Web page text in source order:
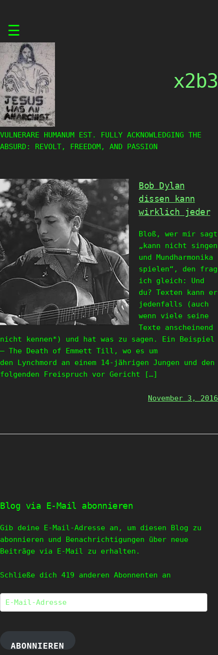
content
☰
x2b3
VULNERARE HUMANUM EST. FULLY ACKNOWLEDGING THE
ABSURD: REVOLT, FREEDOM, AND PASSION
Bob Dylan
dissen kann
wirklich jeder
Bloß, wer mir sagt
„kann nicht singen
und Mundharmonika
spielen“, den frag
ich gleich: Und
du? Texten kann er
jedenfalls (auch
wenn viele seine
Texte anscheinend
nicht kennen*) und hat was zu sagen. Ein Beispiel
– The Death of Emmett Till, wo es um
den Lynchmord an einem 14-jährigen Jungen und den
folgenden Freispruch vor Gericht […]
November 3, 2016
Blog via E-Mail abonnieren
Gib deine E-Mail-Adresse an, um diesen Blog zu
abonnieren und Benachrichtigungen über neue
Beiträge via E-Mail zu erhalten.
Schließe dich 419 anderen Abonnenten an
E-
Mail-
ABONNIEREN